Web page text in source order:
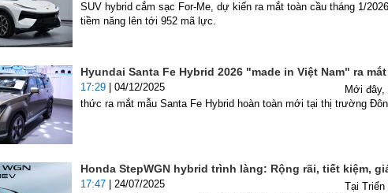
SUV hybrid cắm sạc For-Me, dự kiến ra mắt toàn cầu tháng 1/
tiềm năng lên tới 952 mã lực.
Hyundai Santa Fe Hybrid 2026 "made in Việt Nam" ra
17:29 | 04/12/2025
Mới đây,
thức ra mắt mẫu Santa Fe Hybrid hoàn toàn mới tại thị trường
Honda StepWGN hybrid trình làng: Rộng rãi, tiết kiệm,
17:47 | 24/07/2025
Tại Triển